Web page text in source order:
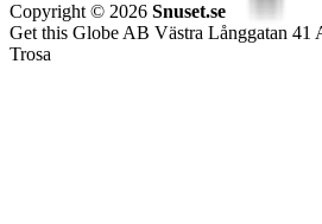
Copyright © 2026 Snuset.se
Get this Globe AB Västra Långgatan 41
Trosa